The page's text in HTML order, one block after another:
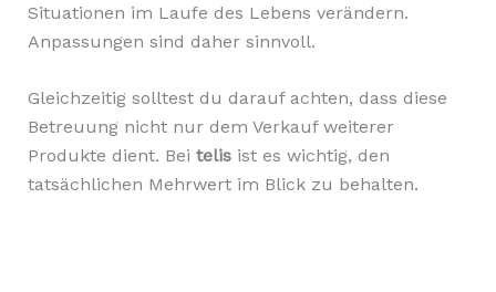
Situationen im Laufe des Lebens verändern.
Anpassungen sind daher sinnvoll.
Gleichzeitig solltest du darauf achten, dass diese
Betreuung nicht nur dem Verkauf weiterer
Produkte dient. Bei telisist es wichtig, den
tatsächlichen Mehrwert im Blick zu behalten.